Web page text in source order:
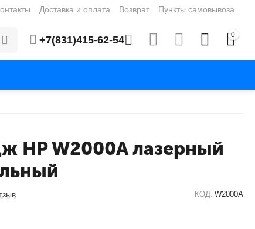
Доставка и оплата Возврат Пункты самовывоза
+7(831)415-62-54 0
HP W2000A лазерный
КОД: W2000A